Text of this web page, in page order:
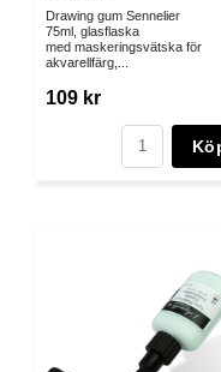
Drawing gum Sennelier
75ml, glasflaska
med maskeringsvätska för
akvarellfärg,...
109 kr